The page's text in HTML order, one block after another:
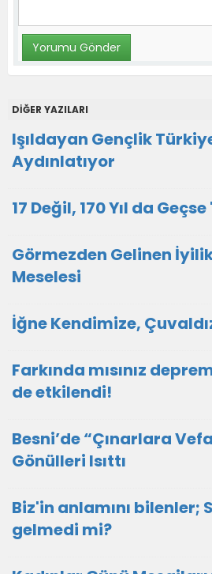
DİĞER YAZILARI
Işıldayan Gençlik
Aydınlatıyor
17 Değil, 170 Yıl da
Görmezden Gelinen
Meselesi
İğne Kendimize,
Farkında mısınız
de etkilendi!
Besni’de “Çınarlara
Gönülleri Isıttı
Biz'in anlamını bilenler;
gelmedi mi?